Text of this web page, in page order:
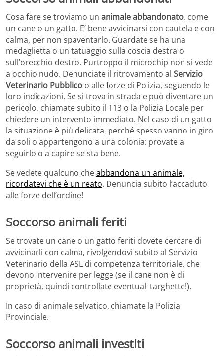
Cosa fare se troviamo un animale abbandonato, come
un cane o un gatto. E’ bene avvicinarsi con cautela e con
calma, per non spaventarlo. Guardate se ha una
medaglietta o un tatuaggio sulla coscia destra o
sull’orecchio destro. Purtroppo il microchip non si vede
a occhio nudo. Denunciate il ritrovamento al Servizio
Veterinario Pubblico o alle forze di Polizia, seguendo le
loro indicazioni. Se si trova in strada e può diventare un
pericolo, chiamate subito il 113 o la Polizia Locale per
chiedere un intervento immediato. Nel caso di un gatto
la situazione è più delicata, perché spesso vanno in giro
da soli o appartengono a una colonia: provate a
seguirlo o a capire se sta bene.
Se vedete qualcuno cheabbandona un animale,
ricordatevi che è un reato. Denuncia subito l’accaduto
alle forze dell’ordine!
Soccorso animali feriti
Se trovate un cane o un gatto feriti dovete cercare di
avvicinarli con calma, rivolgendovi subito al Servizio
Veterinario della ASL di competenza territoriale, che
devono intervenire per legge (se il cane non è di
proprietà, quindi controllate eventuali targhette!).
In caso di animale selvatico, chiamate la Polizia
Provinciale.
Soccorso animali investiti